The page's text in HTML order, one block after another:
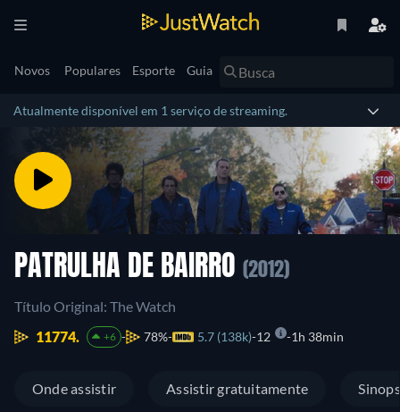
Novos Populares Esporte Guia
Atualmente disponível em 1 serviço de streaming.
PATRULHA DE BAIRRO (2012)
Título Original: The Watch
11774.
+6 78% 5.7 (138k) 12 1h 38min
Onde assistir Assistir gratuitamente